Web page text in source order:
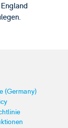
(Germany)